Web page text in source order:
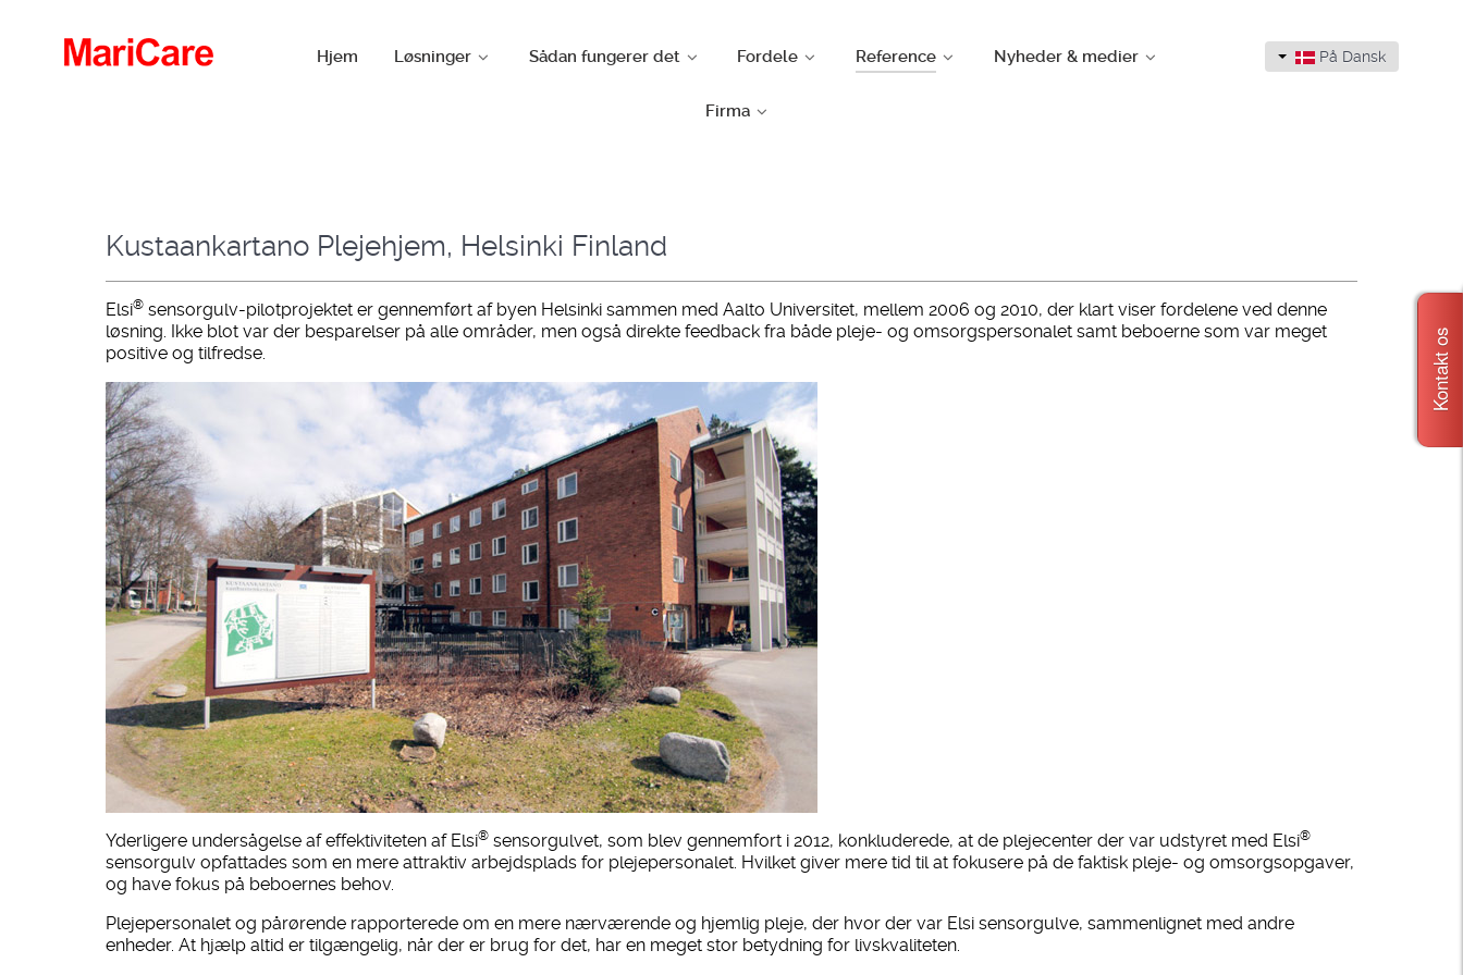
Hjem Løsninger Sådan fungerer det Fordele Reference Nyheder & medier
Firma
På Dansk
Kustaankartano Plejehjem, Helsinki Finland
Elsi® sensorgulv-pilotprojektet er gennemført af byen Helsinki sammen med Aalto Universitet, mellem 2006 og 2010, der klart viser fordelene ved denne
løsning. Ikke blot var der besparelser på alle områder, men også direkte feedback fra både pleje- og omsorgspersonalet samt beboerne som var meget
positive og tilfredse.
Yderligere undersågelse af effektiviteten af Elsi® sensorgulvet, som blev gennemfort i 2012, konkluderede, at de plejecenter der var udstyret med Elsi®
sensorgulv opfattades som en mere attraktiv arbejdsplads for plejepersonalet. Hvilket giver mere tid til at fokusere på de faktisk pleje- og omsorgsopgaver,
og have fokus på beboernes behov.
Plejepersonalet og pårørende rapporterede om en mere nærværende og hjemlig pleje, der hvor der var Elsi sensorgulve, sammenlignet med andre
enheder. At hjælp altid er tilgængelig, når der er brug for det, har en meget stor betydning for livskvaliteten.
Kontakt os